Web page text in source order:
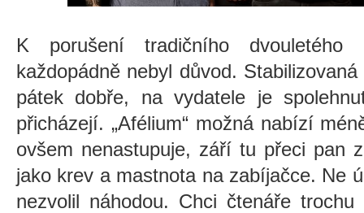
K porušení tradičního dvouletého
každopádně nebyl důvod.
pátek dobře, na vydatele je
přicházejí. „Afélium“ možná nabízí
ovšem nenastupuje, září tu přeci pan
jako krev a mastnota na zabíjačce. Ne
nezvolil náhodou. Chci čtenáře